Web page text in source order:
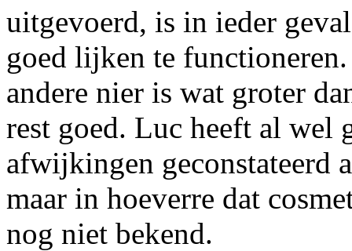
uitgevoerd, is in ieder
goed lijken te
andere nier is wat groter
rest goed. Luc heeft al wel
afwijkingen geconstateerd
maar in hoeverre dat
nog niet bekend.